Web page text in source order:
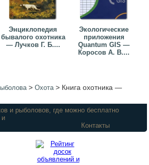
Энциклопедия
бывалого охотника
— Лучков Г. Б....
Экологические
приложения
Quantum GIS —
Коросов А. В....
>Охота> Книга охотника —
и рыболовов, где можно бесплатно
и
Контакты